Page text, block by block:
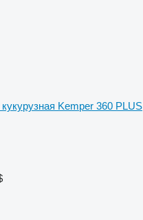
Kemper 360 PLUS